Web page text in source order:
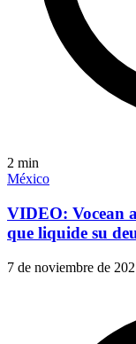
2 min
México
VIDEO: Vocean
que liquide su
7 de noviembre de